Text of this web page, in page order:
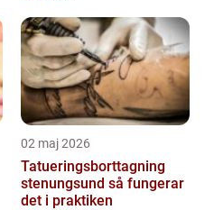
02 maj 2026
Tatueringsborttagning
stenungsund så fungerar
det i praktiken